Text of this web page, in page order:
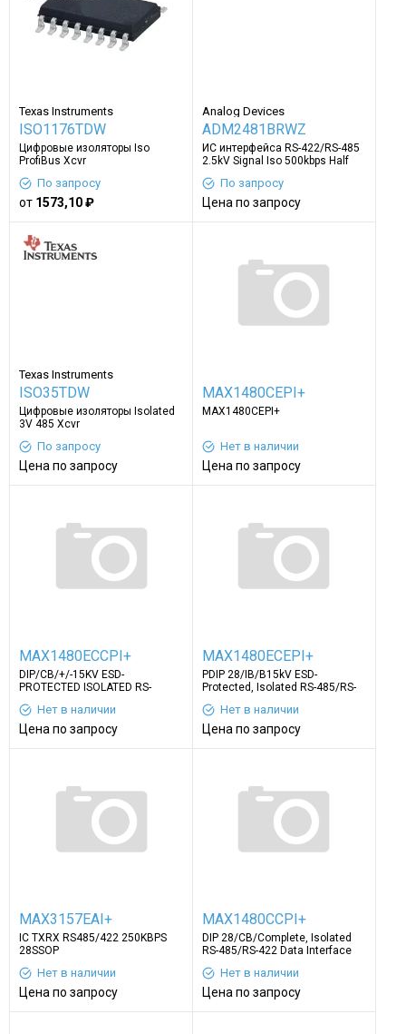
Texas Instruments
ISO1176TDW
Цифровые изоляторы Iso
ProfiBus Xcvr
По запросу
от 1573,10 ₽
Analog Devices
ADM2481BRWZ
ИС интерфейса RS-422/RS-485
2.5kV Signal Iso 500kbps Half
По запросу
Цена по запросу
Texas Instruments
ISO35TDW
Цифровые изоляторы Isolated
3V 485 Xcvr
По запросу
Цена по запросу
MAX1480CEPI+
MAX1480CEPI+
Нет в наличии
Цена по запросу
MAX1480ECCPI+
DIP/CВ/+/-15KV ESD-
PROTECTED ISOLATED RS-
Нет в наличии
Цена по запросу
MAX1480ECEPI+
PDIP 28/IВ/В15kV ESD-
Protected, Isolated RS-485/RS-
Нет в наличии
Цена по запросу
MAX3157EAI+
IC TXRX RS485/422 250KBPS
28SSOP
Нет в наличии
Цена по запросу
MAX1480CCPI+
DIP 28/CВ/Complete, Isolated
RS-485/RS-422 Data Interface
Нет в наличии
Цена по запросу